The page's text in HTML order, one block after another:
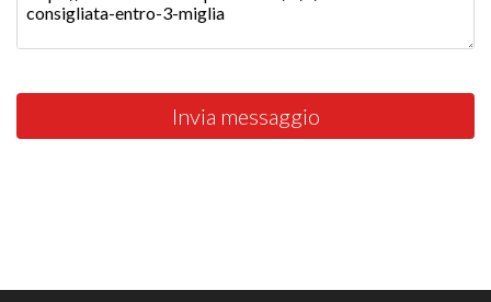
Invia messaggio